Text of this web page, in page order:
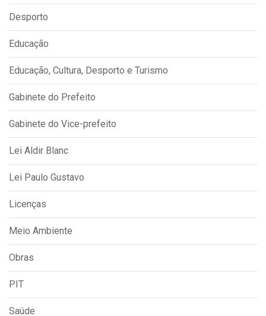
Desporto
Educação
Educação, Cultura, Desporto e Turismo
Gabinete do Prefeito
Gabinete do Vice-prefeito
Lei Aldir Blanc
Lei Paulo Gustavo
Licenças
Meio Ambiente
Obras
PIT
Saúde